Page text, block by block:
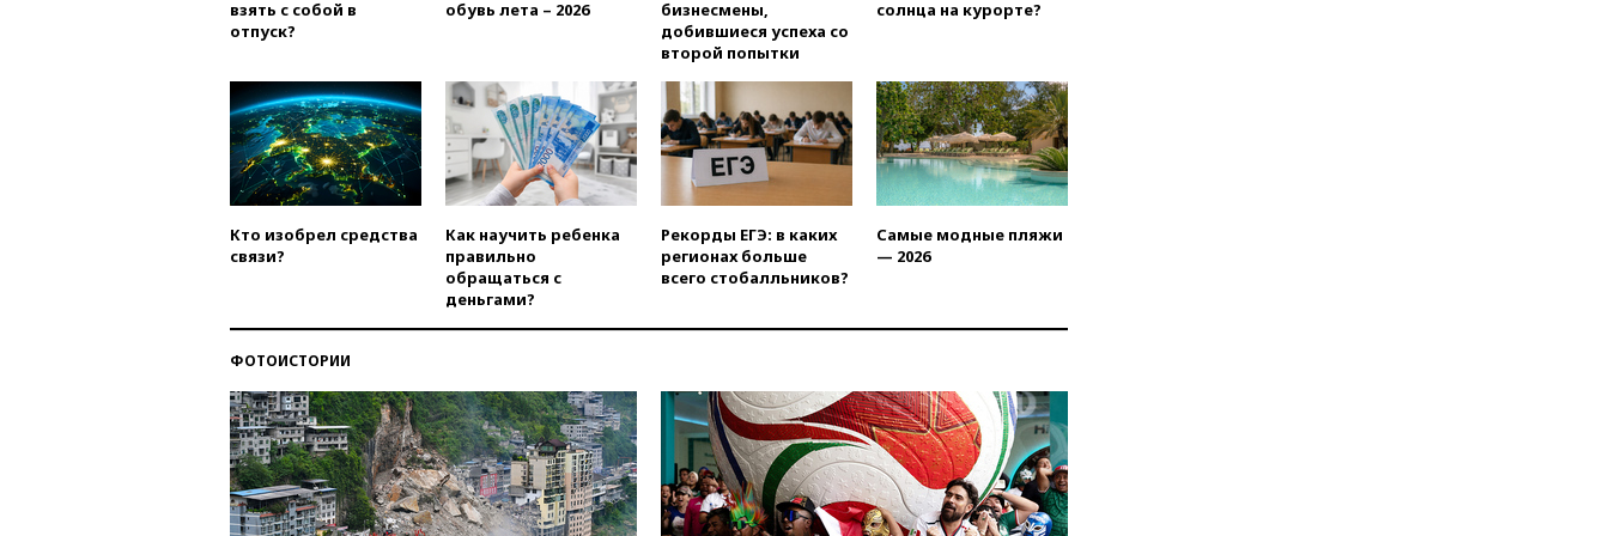
олимпиады для поступления в
вчера, 20:15Минтранс
предложил оплачивать
защиту дорог от БПЛА из
средств на ремонт
вчера, 20:00Зеленский 8
августа посетит Сербию с
официальным визитом
вчера, 19:58В Госдуму будет
внесен законопроект об
работу
вчера, 19:35WP: Трамп
призвал доноров-
республиканцев поддержать
Вэнса на выборах 2028 года
вчера, 19:20Число ломбардов
взять с собой в
отпуск?
обувь лета – 2026
бизнесмены,
добившиеся успеха со
второй попытки
солнца на курорте?
Кто изобрел средства
связи?
Как научить ребенка
правильно
обращаться с
деньгами?
Рекорды ЕГЭ: в каких
регионах больше
всего стобалльников?
Самые модные пляжи
— 2026
ФОТОИСТОРИИ